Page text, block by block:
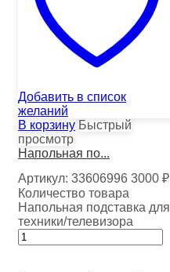
Добавить в список
желаний
В корзину Быстрый
просмотр
Напольная по...
Артикул: 33606996 3000 ₽
Количество товара
Напольная подставка для
техники/телевизора